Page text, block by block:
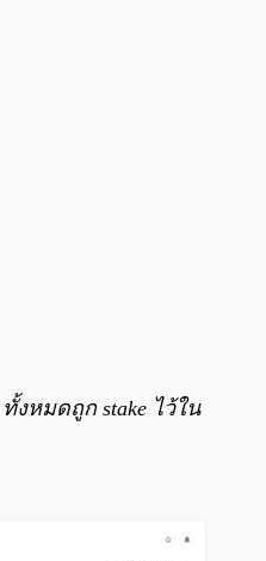
งหมดถูก stake ไว้ใน